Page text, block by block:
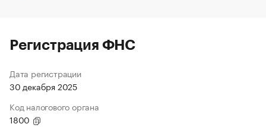
Регистрация ФНС
Дата регистрации
30 декабря 2025
Код налогового органа
1800